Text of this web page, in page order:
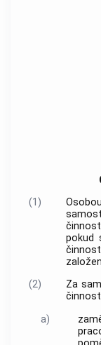
(1)
pokud
(2)
Za
a)